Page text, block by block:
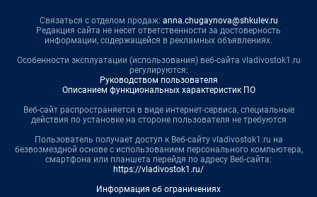
Связаться с отделом продаж: anna.chugaynova@shkulev.ru
Редакция сайта не несет ответственности за достоверность
информации, содержащейся в рекламных объявлениях.
Особенности эксплуатации (использования) веб-сайта vladivostok1.ru
регулируются:
Руководством пользователя
Описанием функциональных характеристик ПО
Веб-сайт распространяется в виде интернет-сервиса, специальные
действия по установке на стороне пользователя не требуются
Пользователь получает доступ к Веб-сайту vladivostok1.ru на
безвозмездной основе с использованием персонального компьютера,
смартфона или планшета перейдя по адресу Веб-сайта:
https://vladivostok1.ru/
Информация об ограничениях